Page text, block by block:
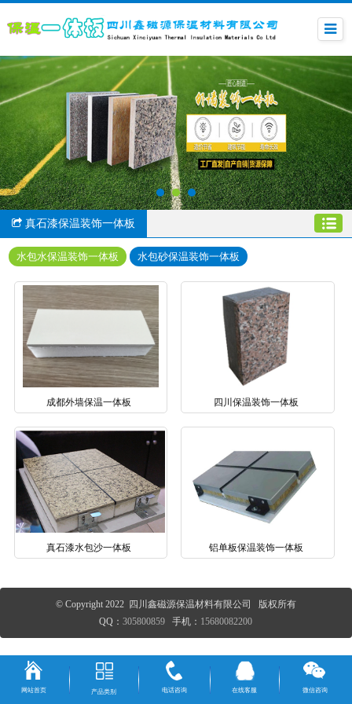
真石漆保温装饰一体板
水包水保温装饰一体板 水包砂保温装饰一体板
成都外墙保温一体板 四川保温装饰一体板
真石漆水包沙一体板 铝单板保温装饰一体板
© Copyright 2022 四川鑫磁源保温材料有限公司 版权所有
QQ：305800859 手机： 15680082200
网站首页 产品类别 电话咨询 在线客服 微信咨询